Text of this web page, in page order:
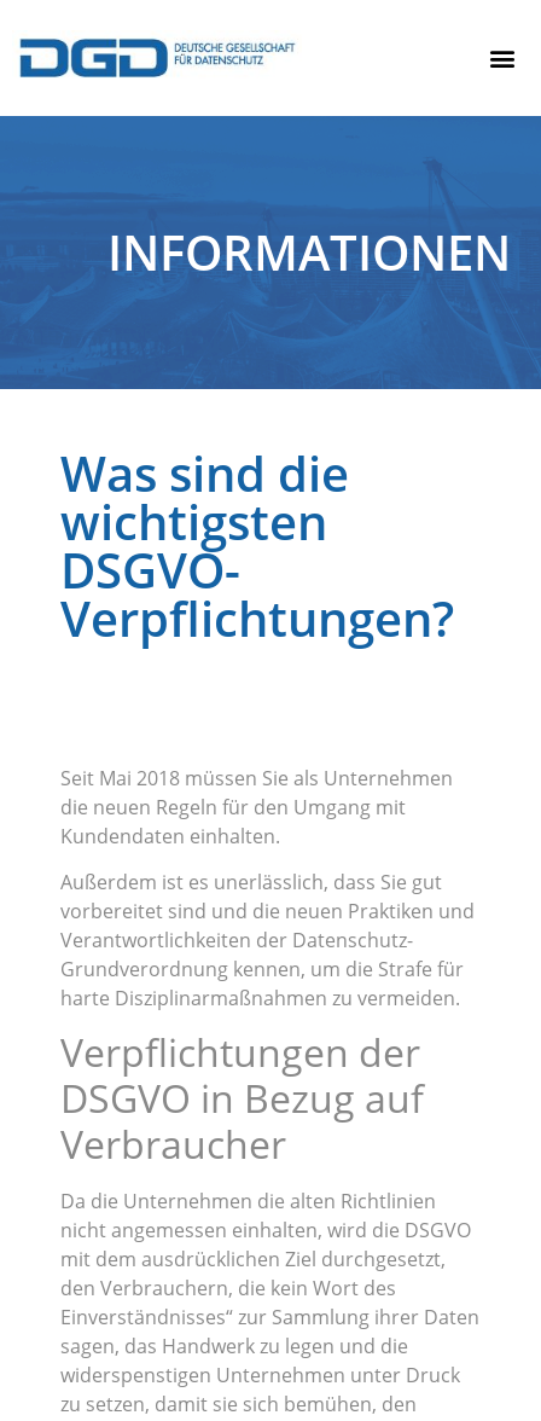
INFORMATIONEN
Was sind die
wichtigsten
DSGVO-
Verpflichtungen?
Seit Mai 2018 müssen Sie als Unternehmen
die neuen Regeln für den Umgang mit
Kundendaten einhalten.
Außerdem ist es unerlässlich, dass Sie gut
vorbereitet sind und die neuen Praktiken und
Verantwortlichkeiten der Datenschutz-
Grundverordnung kennen, um die Strafe für
harte Disziplinarmaßnahmen zu vermeiden.
Verpflichtungen der
DSGVO in Bezug auf
Verbraucher
Da die Unternehmen die alten Richtlinien
nicht angemessen einhalten, wird die DSGVO
mit dem ausdrücklichen Ziel durchgesetzt,
den Verbrauchern, die kein Wort des
Einverständnisses“ zur Sammlung ihrer Daten
sagen, das Handwerk zu legen und die
widerspenstigen Unternehmen unter Druck
zu setzen, damit sie sich bemühen, den